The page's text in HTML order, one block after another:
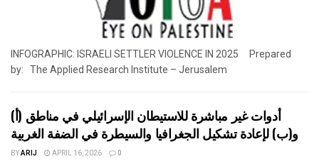
INFOGRAPHIC: ISRAELI SETTLER VIOLENCE IN 2025 Prepared
by: The Applied Research Institute – Jerusalem
أدوات غير مباشرة للاستيطان الإسرائيلي في مناطق (أ)
BYARIJ APRIL 16, 2026 0